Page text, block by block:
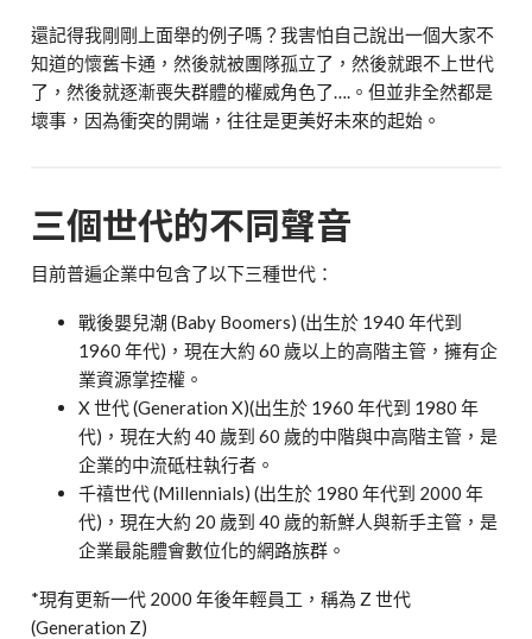
還記得我剛剛上面舉的例子嗎？我害怕自己說出一個大家不
知道的懷舊卡通，然後就被團隊孤立了，然後就跟不上世代
了，然後就逐漸喪失群體的權威角色了….。但並非全然都是
壞事，因為衝突的開端，往往是更美好未來的起始。
三個世代的不同聲音
目前普遍企業中包含了以下三種世代：
戰後嬰兒潮 (Baby Boomers) (出生於 1940 年代到
1960 年代)，現在大約 60 歲以上的高階主管，擁有企
業資源掌控權。
X 世代 (Generation X)(出生於 1960 年代到 1980 年
代)，現在大約 40 歲到 60 歲的中階與中高階主管，是
企業的中流砥柱執行者。
千禧世代 (Millennials) (出生於 1980 年代到 2000 年
代)，現在大約 20 歲到 40 歲的新鮮人與新手主管，是
企業最能體會數位化的網路族群。
*現有更新一代 2000 年後年輕員工，稱為 Z 世代
(Generation Z)